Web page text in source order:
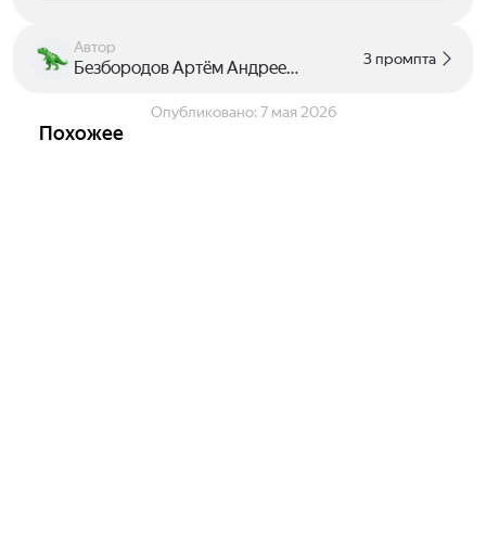
Автор
Безбородов Артём Андреевич 3 промпта
Опубликовано: 7 мая 2026
Похожее